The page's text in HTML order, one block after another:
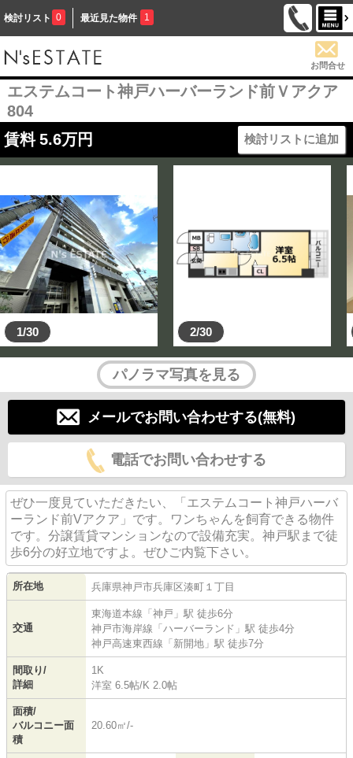
検討リスト 0 最近見た物件 1
お問合せ
エステムコート神戸ハーバーランド前Ｖアクア
804
賃料 5.6万円 検討リストに追加
1/30 2/30
パノラマ写真を見る
メールでお問い合わせする(無料)
電話でお問い合わせする
ぜひ一度見ていただきたい、「エステムコート神戸ハーバ
ーランド前Vアクア」です。ワンちゃんを飼育できる物件
です。分譲賃貸マンションなので設備充実。神戸駅まで徒
歩6分の好立地ですよ。ぜひご内覧下さい。
所在地 兵庫県神戸市兵庫区湊町 １丁目
交通
東海道本線 「 神戸 」駅 徒歩6分
神戸市海岸線 「 ハーバーランド 」駅 徒歩4分
神戸高速東西線 「 新開地 」駅 徒歩7分
間取り/
詳細
1K
洋室 6.5帖/K 2.0帖
面積/
バルコニー面
積
20.60㎡/-